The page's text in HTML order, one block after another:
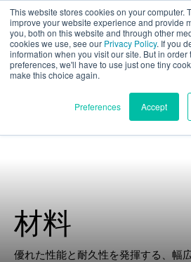
This website stores cookies on your computer.
improve your website experience and provide
you, both on this website and through other
cookies we use, see our Privacy Policy. If you
information when you visit our site. But in order
preferences, we'll have to use just one tiny
make this choice again.
Preferences Accept
アプリケーション
産業
材料
優れた性能と耐久性を発揮する、幅